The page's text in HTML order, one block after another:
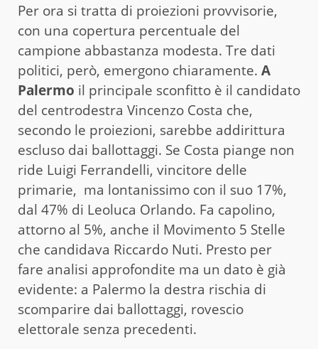
Per ora si tratta di proiezioni provvisorie,
con una copertura percentuale del
campione abbastanza modesta. Tre dati
politici, però, emergono chiaramente. A
Palermo il principale sconfitto è il candidato
del centrodestra Vincenzo Costa che,
secondo le proiezioni, sarebbe addirittura
escluso dai ballottaggi. Se Costa piange non
ride Luigi Ferrandelli, vincitore delle
primarie, ma lontanissimo con il suo 17%,
dal 47% di Leoluca Orlando. Fa capolino,
attorno al 5%, anche il Movimento 5 Stelle
che candidava Riccardo Nuti. Presto per
fare analisi approfondite ma un dato è già
evidente: a Palermo la destra rischia di
scomparire dai ballottaggi, rovescio
elettorale senza precedenti.